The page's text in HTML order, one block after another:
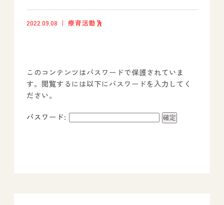
事業所のご案内
－ オールピース宗像事業所
－ オールピース福津事業所
2022.09.08 療育活動🕺
このコンテンツはパスワードで保護されていま
す。閲覧するには以下にパスワードを入力してく
ださい。
パスワード: